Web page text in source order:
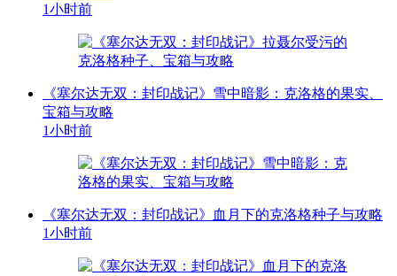
1小时前
《塞尔达无双：封印战记》雪中暗影：克洛格的果实、
宝箱与攻略
1小时前
《塞尔达无双：封印战记》血月下的克洛格种子与攻略
1小时前